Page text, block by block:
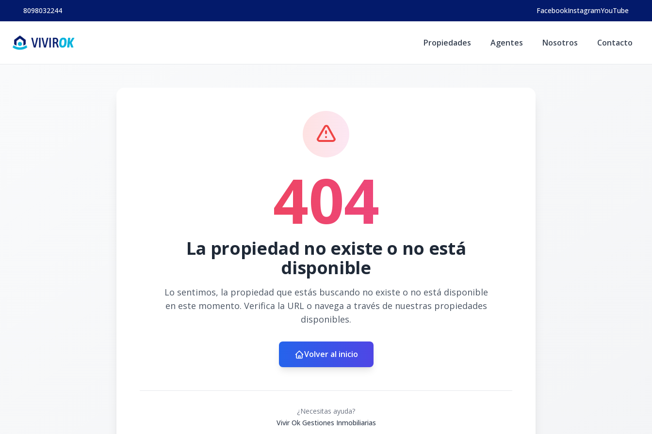
8098032244 FacebookInstagramYouTube
Propiedades Agentes Nosotros Contacto
404
La propiedad no existe o no está
disponible
Lo sentimos, la propiedad que estás buscando no existe o no está disponible
en este momento. Verifica la URL o navega a través de nuestras propiedades
disponibles.
Volver al inicio
¿Necesitas ayuda?
Vivir Ok Gestiones Inmobiliarias